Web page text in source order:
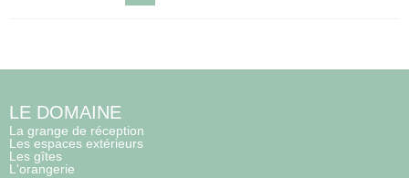
LE DOMAINE
La grange de réception
Les espaces extérieurs
Les gîtes
L'orangerie